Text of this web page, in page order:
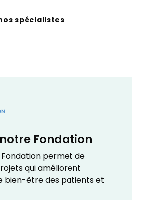
spécialistes
Fondation
permet de
qui améliorent
bien-être des patients et